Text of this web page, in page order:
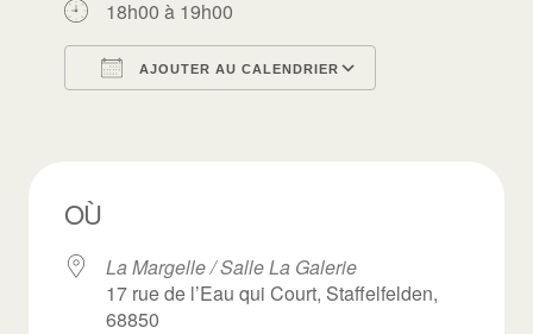
18h00 à 19h00
AJOUTER AU CALENDRIER
OÙ
La Margelle / Salle La Galerie
17 rue de l’Eau qui Court, Staffelfelden,
68850